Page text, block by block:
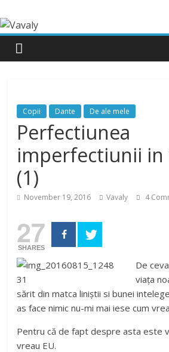
Copii Dante De ale mele
Perfectiunea
imperfectiunii in
(1)
November 19, 2016 Vavaly 4
27
SHARES
De
viața
sărit din matca liniștii si bunei
as face nimic nu-mi mai iese cum
Pentru că de fapt despre asta este
vreau EU.